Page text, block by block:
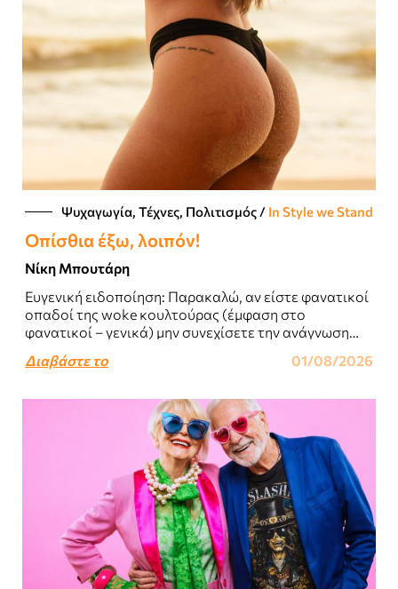
Ψυχαγωγία, Τέχνες, Πολιτισμός / In Style we Stand
Οπίσθια έξω, λοιπόν!
Νίκη Μπουτάρη
Ευγενική ειδοποίηση: Παρακαλώ, αν είστε φανατικοί
οπαδοί της woke κουλτούρας (έμφαση στο
φανατικοί – γενικά) μην συνεχίσετε την ανάγνωση
Διαβάστε το 01/08/2026